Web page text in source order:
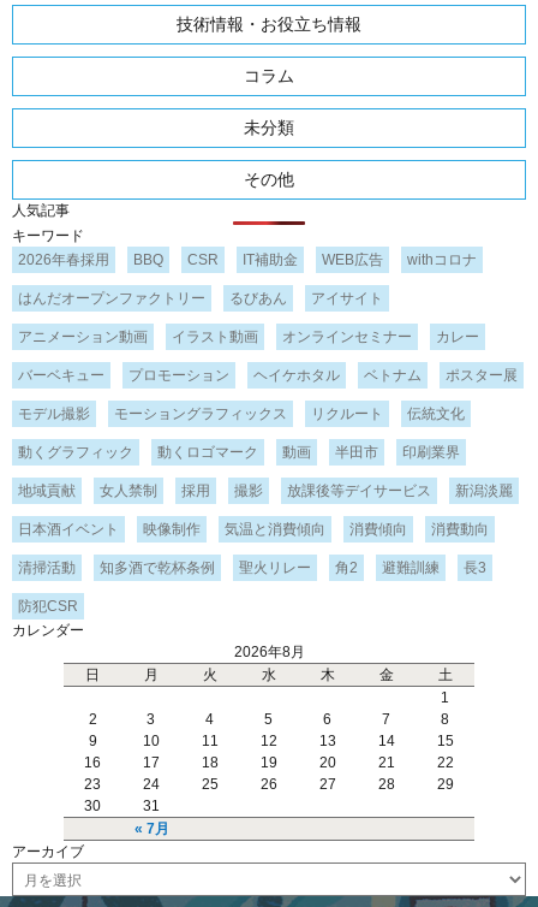
技術情報・お役立ち情報
コラム
未分類
その他
人気記事
キーワード
2026年春採用
BBQ CSR IT補助金 WEB広告 withコロナ
はんだオープンファクトリー るびあん アイサイト
アニメーション動画 イラスト動画 オンラインセミナー カレー
バーベキュー プロモーション ヘイケホタル ベトナム ポスター展
モデル撮影 モーショングラフィックス リクルート 伝統文化
動くグラフィック 動くロゴマーク 動画 半田市 印刷業界
地域貢献 女人禁制 採用 撮影 放課後等デイサービス 新潟淡麗
日本酒イベント 映像制作 気温と消費傾向 消費傾向 消費動向
清掃活動 知多酒で乾杯条例 聖火リレー 角2 避難訓練 長3
防犯CSR
カレンダー
2026年8月
日
月 火 水 木 金 土
« 7月
1
2
3 4 5 6 7
8
9
10 11 12 13 14
15
16
17 18 19 20 21
22
23
24 25 26 27 28
29
30
31
アーカイブ
ー